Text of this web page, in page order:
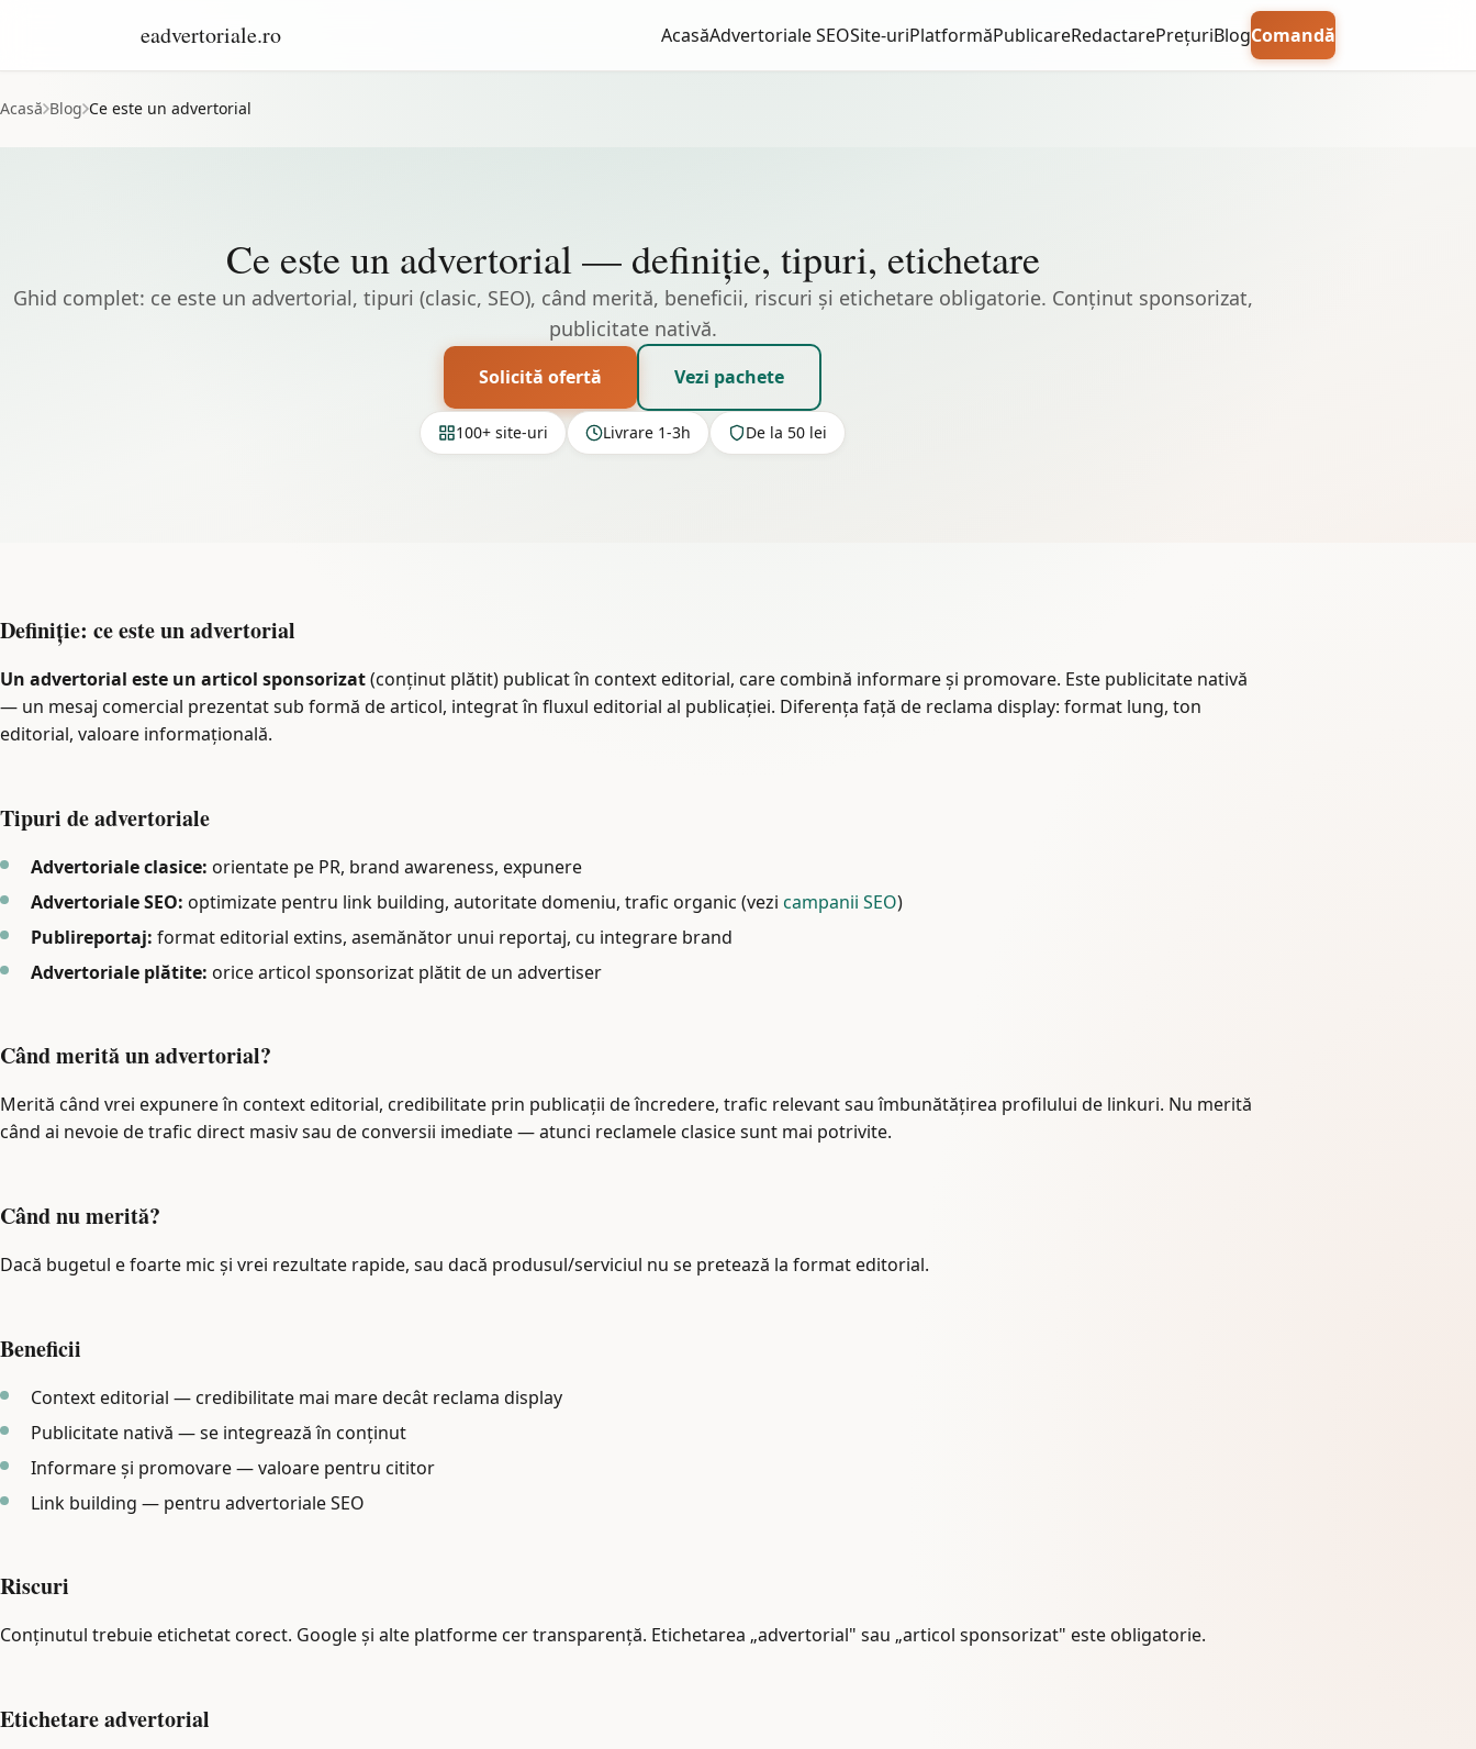
eadvertoriale.ro AcasăAdvertoriale SEOSite-uriPlatformăPublicareRedactarePrețuriBlogComandă
Acasă Blog Ce este un advertorial
Ce este un advertorial — definiție, tipuri, etichetare
Ghid complet: ce este un advertorial, tipuri (clasic, SEO), când merită, beneficii, riscuri și etichetare obligatorie. Conținut sponsorizat,
publicitate nativă.
Solicită ofertă Vezi pachete
100+ site-uri Livrare 1-3h De la 50 lei
Definiție: ce este un advertorial
Un advertorial este un articol sponsorizat(conținut plătit) publicat în context editorial, care combină informare și promovare. Este publicitate nativă
— un mesaj comercial prezentat sub formă de articol, integrat în fluxul editorial al publicației. Diferența față de reclama display: format lung, ton
editorial, valoare informațională.
Tipuri de advertoriale
Advertoriale clasice: orientate pe PR, brand awareness, expunere
Advertoriale SEO: optimizate pentru link building, autoritate domeniu, trafic organic (vezi campanii SEO)
Publireportaj: format editorial extins, asemănător unui reportaj, cu integrare brand
Advertoriale plătite: orice articol sponsorizat plătit de un advertiser
Când merită un advertorial?
Merită când vrei expunere în context editorial, credibilitate prin publicații de încredere, trafic relevant sau îmbunătățirea profilului de linkuri. Nu merită
când ai nevoie de trafic direct masiv sau de conversii imediate — atunci reclamele clasice sunt mai potrivite.
Când nu merită?
Dacă bugetul e foarte mic și vrei rezultate rapide, sau dacă produsul/serviciul nu se pretează la format editorial.
Beneficii
Context editorial — credibilitate mai mare decât reclama display
Publicitate nativă — se integrează în conținut
Informare și promovare — valoare pentru cititor
Link building — pentru advertoriale SEO
Riscuri
Conținutul trebuie etichetat corect. Google și alte platforme cer transparență. Etichetarea „advertorial" sau „articol sponsorizat" este obligatorie.
Etichetare advertorial